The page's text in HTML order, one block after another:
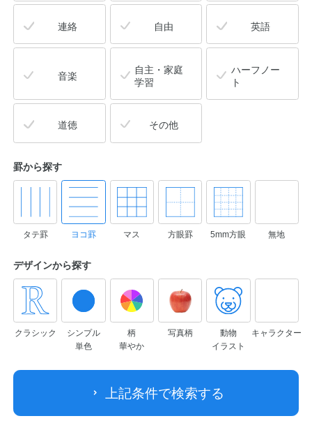
連絡 自由 英語
音楽
自主・家庭
学習
ハーフノー
ト
道徳 その他
罫から探す
タテ罫 ヨコ罫 マス 方眼罫 5mm方眼 無地
デザインから探す
クラシック
シンプル
単色
柄
華やか
写真柄
動物
イラスト
キャラクター
上記条件で検索する